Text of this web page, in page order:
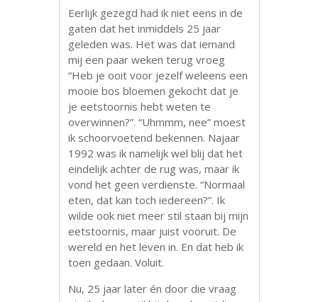
Eerlijk gezegd had ik niet eens in de
gaten dat het inmiddels 25 jaar
geleden was. Het was dat iemand
mij een paar weken terug vroeg
“Heb je ooit voor jezelf weleens een
mooie bos bloemen gekocht dat je
je eetstoornis hebt weten te
overwinnen?”. “Uhmmm, nee” moest
ik schoorvoetend bekennen. Najaar
1992 was ik namelijk wel blij dat het
eindelijk achter de rug was, maar ik
vond het geen verdienste. “Normaal
eten, dat kan toch iedereen?”. Ik
wilde ook niet meer stil staan bij mijn
eetstoornis, maar juist vooruit. De
wereld en het leven in. En dat heb ik
toen gedaan. Voluit.
Nu, 25 jaar later én door die vraag